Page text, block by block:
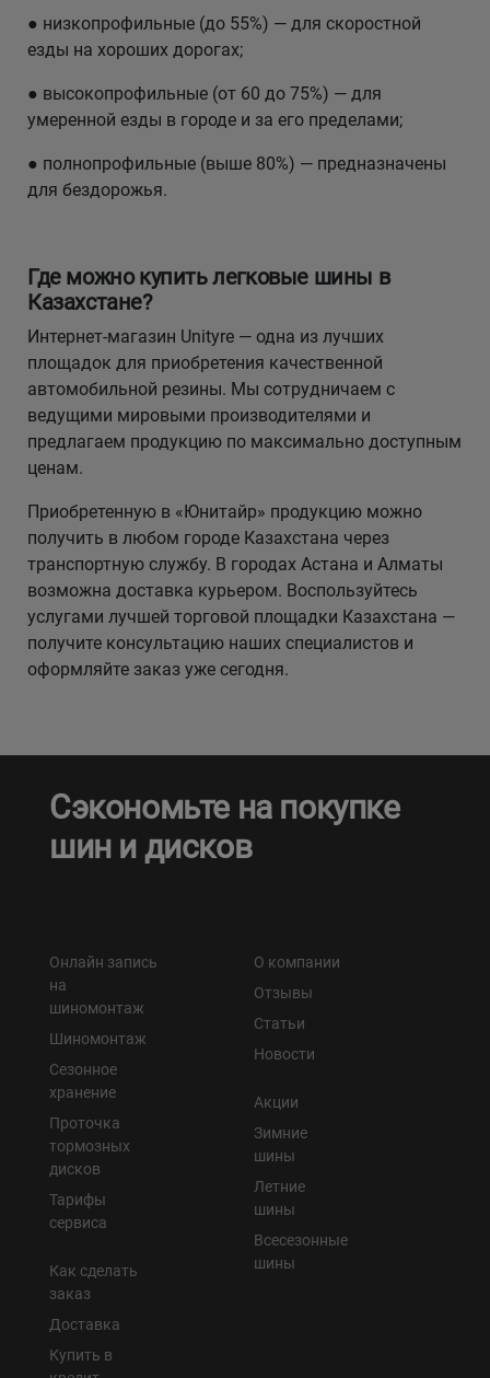
● низкопрофильные (до 55%) — для скоростной
езды на хороших дорогах;
● высокопрофильные (от 60 до 75%) — для
умеренной езды в городе и за его пределами;
● полнопрофильные (выше 80%) — предназначены
для бездорожья.
Где можно купить легковые шины в
Казахстане?
Интернет-магазин Unityre — одна из лучших
площадок для приобретения качественной
автомобильной резины. Мы сотрудничаем с
ведущими мировыми производителями и
предлагаем продукцию по максимально доступным
ценам.
Приобретенную в «Юнитайр» продукцию можно
получить в любом городе Казахстана через
транспортную службу. В городах Астана и Алматы
возможна доставка курьером. Воспользуйтесь
услугами лучшей торговой площадки Казахстана —
получите консультацию наших специалистов и
оформляйте заказ уже сегодня.
Сэкономьте на покупке
шин и дисков
Онлайн запись
на
шиномонтаж
Шиномонтаж
Сезонное
хранение
Проточка
тормозных
дисков
Тарифы
сервиса
Как сделать
заказ
Доставка
Купить в
О компании
Отзывы
Статьи
Новости
Акции
Зимние
шины
Летние
шины
Всесезонные
шины